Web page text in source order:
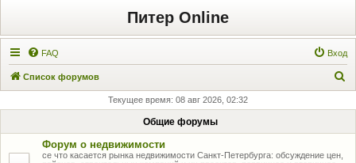
Питер Online
FAQ Вход
Список форумов
с
Текущее время: 08 авг 2026, 02:32
Общие форумы
Форум о недвижимости
се что касается рынка недвижимости Санкт-Петербурга: обсуждение цен,